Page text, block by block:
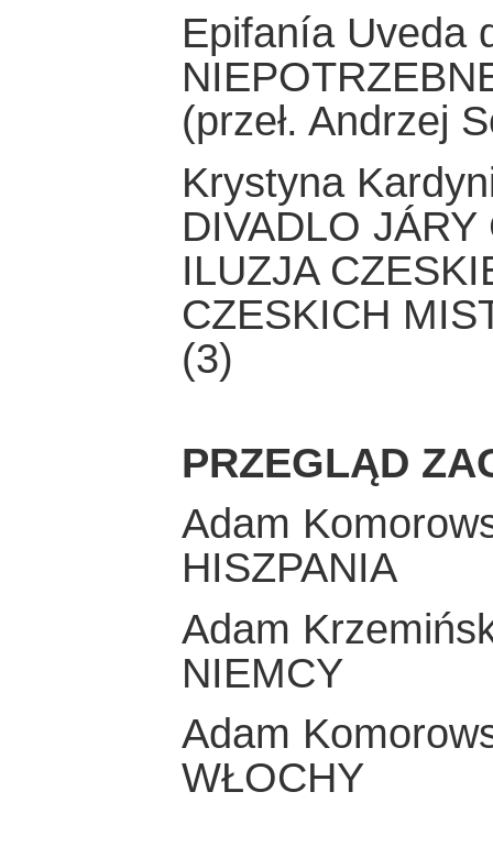
Epifanía Uveda
(przeł. Andrzej
Krystyna
DIVADLO
ILUZJA
CZESKICH
(3)
PRZEGLĄD
Adam
HISZPANIA
Adam
NIEMCY
Adam
WŁOCHY